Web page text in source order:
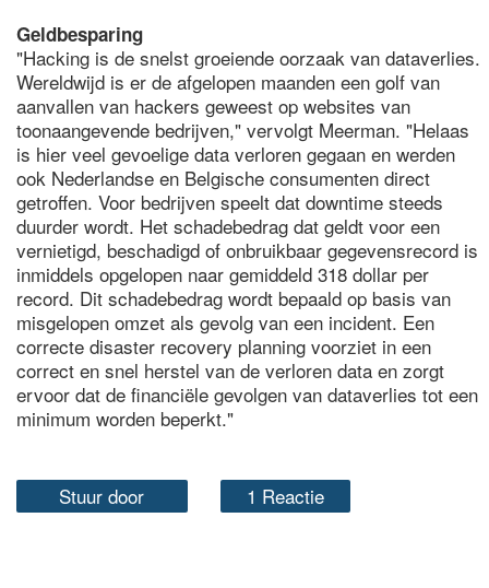
Geldbesparing
"Hacking is de snelst groeiende oorzaak van dataverlies.
Wereldwijd is er de afgelopen maanden een golf van
aanvallen van hackers geweest op websites van
toonaangevende bedrijven," vervolgt Meerman. "Helaas
is hier veel gevoelige data verloren gegaan en werden
ook Nederlandse en Belgische consumenten direct
getroffen. Voor bedrijven speelt dat downtime steeds
duurder wordt. Het schadebedrag dat geldt voor een
vernietigd, beschadigd of onbruikbaar gegevensrecord is
inmiddels opgelopen naar gemiddeld 318 dollar per
record. Dit schadebedrag wordt bepaald op basis van
misgelopen omzet als gevolg van een incident. Een
correcte disaster recovery planning voorziet in een
correct en snel herstel van de verloren data en zorgt
ervoor dat de financiële gevolgen van dataverlies tot een
minimum worden beperkt."
Stuur door 1 Reactie